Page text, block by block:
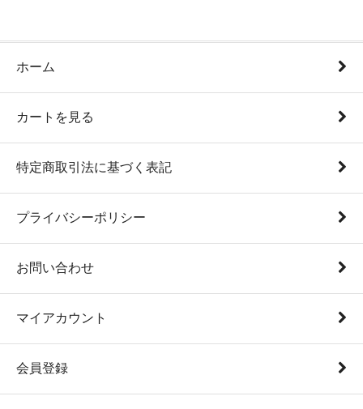
ホーム
カートを見る
特定商取引法に基づく表記
プライバシーポリシー
お問い合わせ
マイアカウント
会員登録